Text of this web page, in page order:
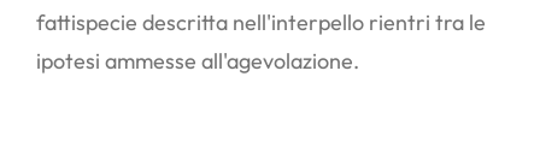
fattispecie descritta nell'interpello rientri tra le
ipotesi ammesse all'agevolazione.